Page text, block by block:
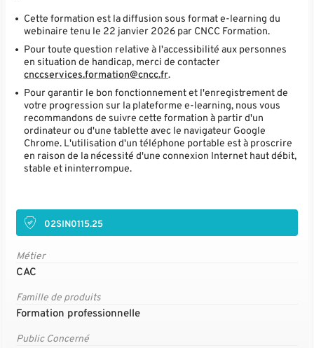
Cette formation est la diffusion sous format e-learning du
webinaire tenu le 22 janvier 2026 par CNCC Formation.
Pour toute question relative à l'accessibilité aux personnes
en situation de handicap, merci de contacter
cnccservices.formation@cncc.fr.
Pour garantir le bon fonctionnement et l'enregistrement de
votre progression sur la plateforme e-learning, nous vous
recommandons de suivre cette formation à partir d'un
ordinateur ou d'une tablette avec le navigateur Google
Chrome. L'utilisation d'un téléphone portable est à proscrire
en raison de la nécessité d'une connexion Internet haut débit,
stable et ininterrompue.
02SIN0115.25
Métier
CAC
Famille de produits
Formation professionnelle
Public Concerné